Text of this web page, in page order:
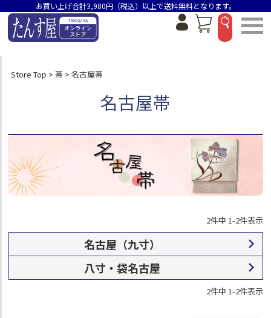
お買い上げ合計3,980円（税込）以上で送料無料となります。
Store Top 帯 名古屋帯
名古屋帯
2件中 1-2件表示
名古屋（九寸）
八寸・袋名古屋
2件中 1-2件表示
状態ランクC
状態ランクD
身丈155～159.5cm
身丈165～169.5cm
在庫なし商品を表示しない
商品番号/JANコード
価格が安い順
価格が高い順